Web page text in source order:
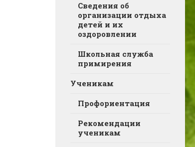
Сведения об
организации отдыха
детей и их
оздоровлении
Школьная служба
примирения
Ученикам
Профориентация
Рекомендации
ученикам